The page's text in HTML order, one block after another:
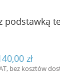
podstawką
zł
bez kosztów